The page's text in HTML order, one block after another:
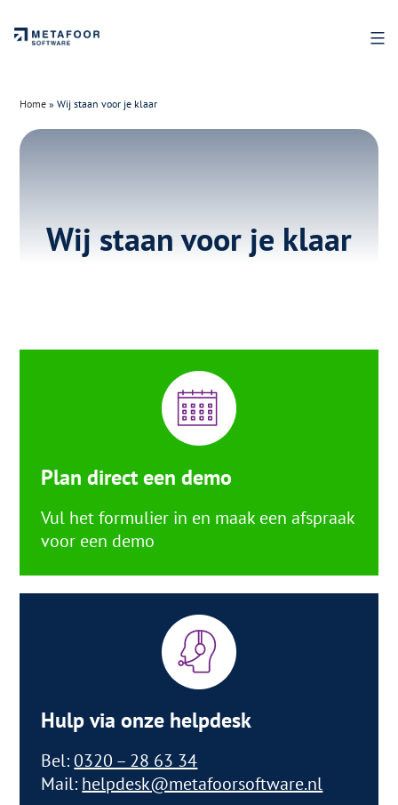
naar
Home »Wij staan voor je klaar
Wij staan voor je klaar
Plan direct een demo
Vul het formulier in en maak een afspraak
voor een demo
Hulp via onze helpdesk
Bel:0320 – 28 63 34
Mail: helpdesk@metafoorsoftware.nl